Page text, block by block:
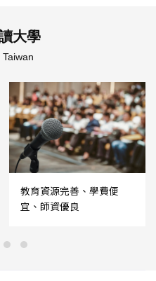
大學
教育資源完善、學費便
宜、師資優良